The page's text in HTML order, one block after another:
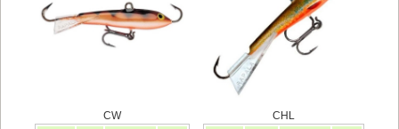
CW CHL